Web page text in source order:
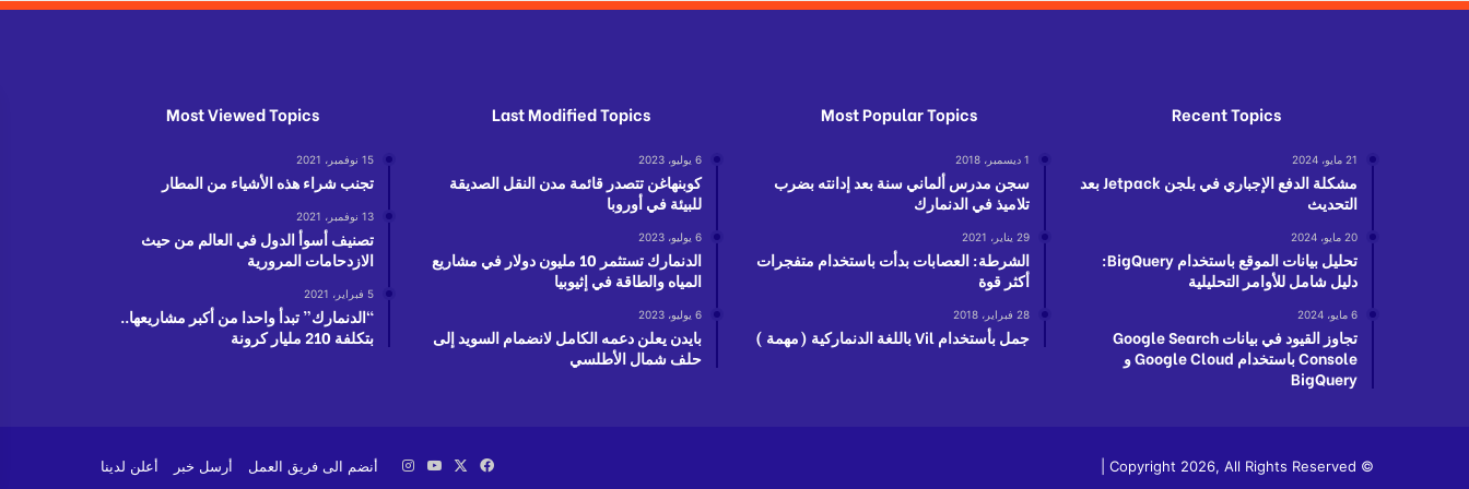
ف
ظ
ي
ن
Recent Topics
21 مايو، 2024
مشكلة الدفع الإجباري في بلجن Jetpack بعد
التحديث
20 مايو، 2024
تحليل بيانات الموقع باستخدام BigQuery:
دليل شامل للأوامر التحليلية
6 مايو، 2024
تجاوز القيود في بيانات Google Search
Console باستخدام Google Cloud و
BigQuery
Most Popular Topics
1 ديسمبر، 2018
سجن مدرس ألماني سنة بعد إدانته بضرب
تلاميذ في الدنمارك
29 يناير، 2021
الشرطة: العصابات بدأت باستخدام متفجرات
أكثر قوة
28 فبراير، 2018
جمل بأستخدام Vil باللغة الدنماركية (مهمة )
Last Modified Topics
6 يوليو، 2023
كوبنهاغن تتصدر قائمة مدن النقل الصديقة
للبيئة في أوروبا
6 يوليو، 2023
الدنمارك تستثمر 10 مليون دولار في مشاريع
المياه والطاقة في إثيوبيا
6 يوليو، 2023
بايدن يعلن دعمه الكامل لانضمام السويد إلى
حلف شمال الأطلسي
Most Viewed Topics
15 نوفمبر، 2021
تجنب شراء هذه الأشياء من المطار
13 نوفمبر، 2021
تصنيف أسوأ الدول في العالم من حيث
الازدحامات المرورية
5 فبراير، 2021
“الدنمارك” تبدأ واحدا من أكبر مشاريعها..
بتكلفة 210 مليار كرونة
© Copyright 2026, All Rights Reserved | أنضم الى فريق العمل أرسل خبر أعلن لدينا فيسبوك ‫YouTube
انستقرام